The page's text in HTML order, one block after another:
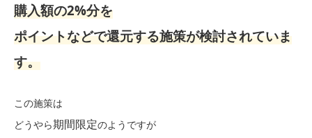
購入額の2%分を
ポイントなどで還元する施策が検討されていま
す。
この施策は
どうやら期間限定のようですが